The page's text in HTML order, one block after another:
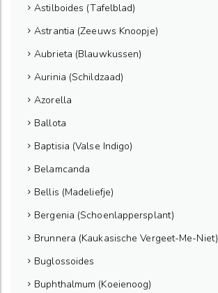
Astilboides (Tafelblad)
Astrantia (Zeeuws Knoopje)
Aubrieta (Blauwkussen)
Aurinia (Schildzaad)
Azorella
Ballota
Baptisia (Valse Indigo)
Belamcanda
Bellis (Madeliefje)
Bergenia (Schoenlappersplant)
Brunnera (Kaukasische Vergeet-Me-Niet)
Buglossoides
Buphthalmum (Koeienoog)